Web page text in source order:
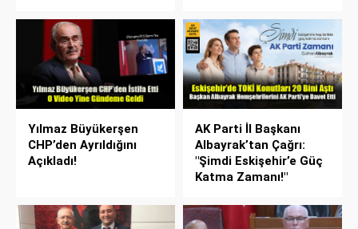
Yılmaz Büyükerşen
CHP’den Ayrıldığını
Açıkladı!
AK Parti İl Başkanı
Albayrak’tan Çağrı:
"Şimdi Eskişehir’e Güç
Katma Zamanı!"